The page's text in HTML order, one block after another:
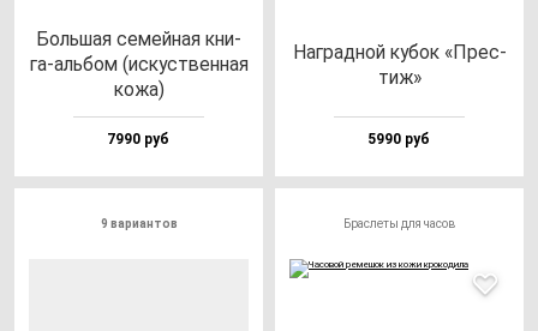
Боль­шая се­мей­ная кни­
га-аль­бом (ис­кус­твен­ная
ко­жа)
7990 руб
Наг­рад­ной ку­бок «Прес­
тиж»
5990 руб
9 вариантов Браслеты для часов